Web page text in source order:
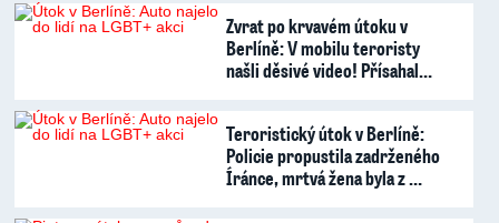
Zvrat po krvavém útoku v
Berlíně: V mobilu teroristy
našli děsivé video! Přísahal…
Teroristický útok v Berlíně:
Policie propustila zadrženého
Íránce, mrtvá žena byla z …